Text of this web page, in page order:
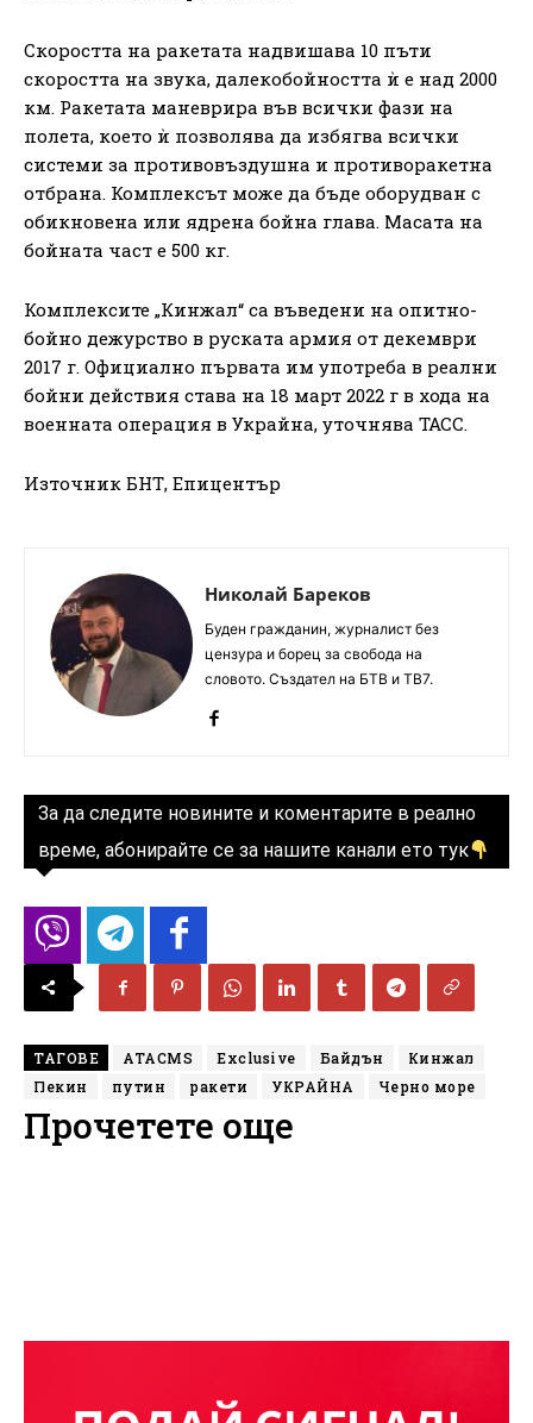
Скоростта на ракетата надвишава 10 пъти
скоростта на звука, далекобойността ѝ е над 2000
км. Ракетата маневрира във всички фази на
полета, което ѝ позволява да избягва всички
системи за противовъздушна и противоракетна
отбрана. Комплексът може да бъде оборудван с
обикновена или ядрена бойна глава. Масата на
бойната част е 500 кг.
Комплексите „Кинжал“ са въведени на опитно-
бойно дежурство в руската армия от декември
2017 г. Официално първата им употреба в реални
бойни действия става на 18 март 2022 г в хода на
военната операция в Украйна, уточнява ТАСС.
Източник БНТ, Епицентър
Николай Бареков
Буден гражданин, журналист без
цензура и борец за свобода на
словото. Създател на БТВ и ТВ7.
За да следите новините и коментарите в реално
време, абонирайте се за нашите канали ето тук
ТАГОВЕ ATACMS Exclusive Байдън
Кинжал
Пекин
путин ракети УКРАЙНА Черно море
Прочетете още